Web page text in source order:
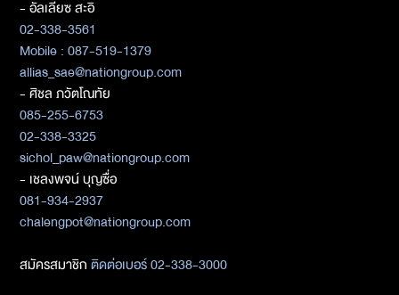
- อัลเลียซ สะอิ
02-338-3561
Mobile : 087-519-1379
allias_sae@nationgroup.com
- ศิชล ภวัตโณทัย
085-255-6753
02-338-3325
sichol_paw@nationgroup.com
- เชลงพจน์ บุญซื่อ
081-934-2937
chalengpot@nationgroup.com
สมัครสมาชิกติดต่อเบอร์ 02-338-3000